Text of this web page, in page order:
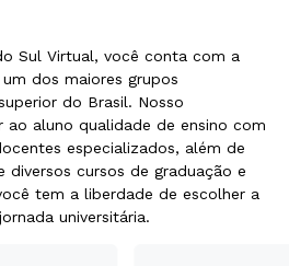
Sul Virtual, você conta com a
dos maiores grupos
do Brasil. Nosso
aluno qualidade de ensino com
especializados, além de
diversos cursos de graduação e
tem a liberdade de escolher a
universitária.